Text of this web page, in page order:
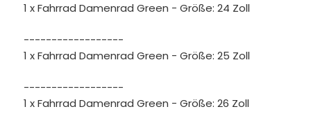
1 x Fahrrad Damenrad Green - Größe: 24 Zoll
------------------
1 x Fahrrad Damenrad Green - Größe: 25 Zoll
------------------
1 x Fahrrad Damenrad Green - Größe: 26 Zoll